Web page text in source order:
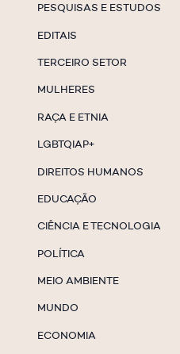
PESQUISAS E ESTUDOS
EDITAIS
TERCEIRO SETOR
MULHERES
RAÇA E ETNIA
LGBTQIAP+
DIREITOS HUMANOS
EDUCAÇÃO
CIÊNCIA E TECNOLOGIA
POLÍTICA
MEIO AMBIENTE
MUNDO
ECONOMIA